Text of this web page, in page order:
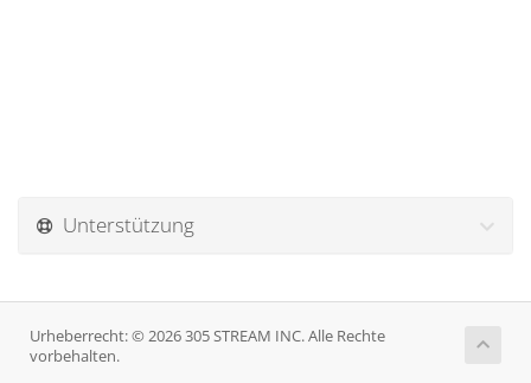
Unterstützung
Urheberrecht: © 2026 305 STREAM INC. Alle Rechte
vorbehalten.